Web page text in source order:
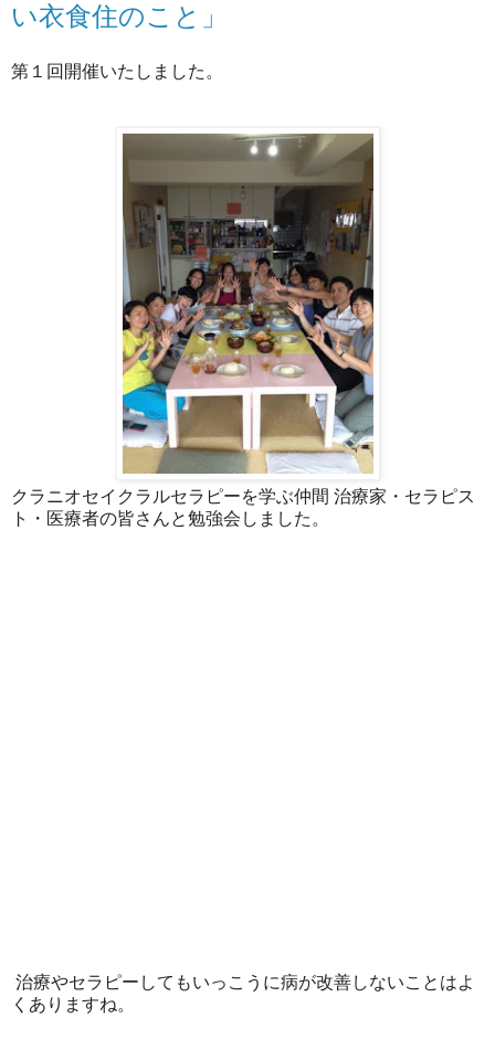
い衣食住のこと」
第１回開催いたしました。
クラニオセイクラルセラピーを学ぶ仲間 治療家・セラピス
ト・医療者の皆さんと勉強会しました。
治療やセラピーしてもいっこうに病が改善しないことはよ
くありますね。